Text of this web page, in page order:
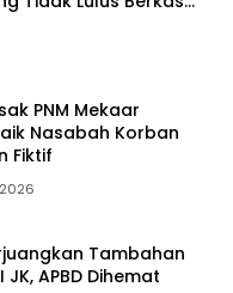
PNM Mekaar
Nasabah Korban
Fiktif
Tambahan
APBD Dihemat